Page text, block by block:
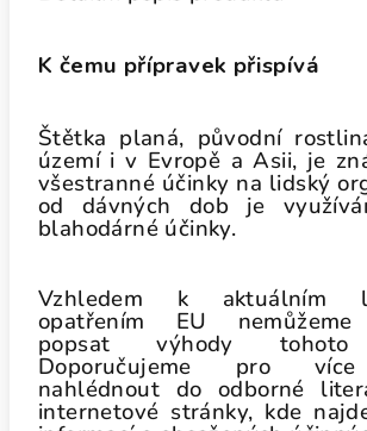
K čemu přípravek přispívá
Štětka planá, původní
území i v Evropě a Asii, je
všestranné účinky na lidský
od dávných dob je
blahodárné účinky.
Vzhledem k aktuálním
opatřením EU nemůžeme
popsat výhody tohoto
Doporučujeme pro
nahlédnout do odborné
internetové stránky, kde